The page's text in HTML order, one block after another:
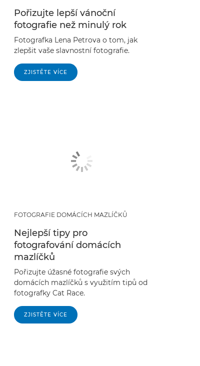
Pořizujte lepší vánoční
fotografie než minulý rok
Fotografka Lena Petrova o tom, jak
zlepšit vaše slavnostní fotografie.
ZJISTĚTE VÍCE
FOTOGRAFIE DOMÁCÍCH MAZLÍČKŮ
Nejlepší tipy pro
fotografování domácích
mazlíčků
Pořizujte úžasné fotografie svých
domácích mazlíčků s využitím tipů od
fotografky Cat Race.
ZJISTĚTE VÍCE